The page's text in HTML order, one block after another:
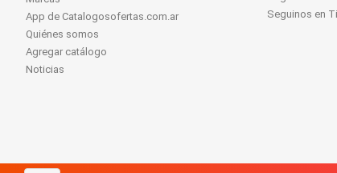
App de Catalogosofertas.com.ar
Quiénes somos
Agregar catálogo
Noticias
Seguinos en